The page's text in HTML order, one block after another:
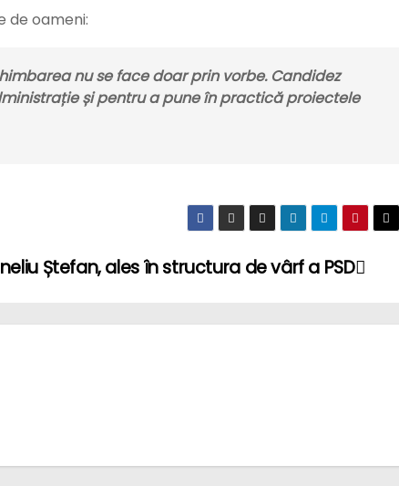
de oameni:
nu se face doar prin vorbe. Candidez
și pentru a pune în practică proiectele
Ștefan, ales în structura de vârf a PSD